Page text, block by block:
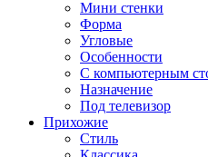
Мини стенки
Форма
Угловые
Особенности
С компьютерным
Назначение
Под телевизор
Прихожие
Стиль